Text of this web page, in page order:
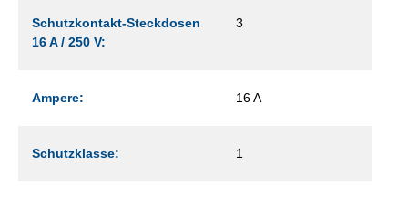
Schutzkontakt-Steckdosen
16 A / 250 V:
3
Ampere: 16 A
Schutzklasse: 1